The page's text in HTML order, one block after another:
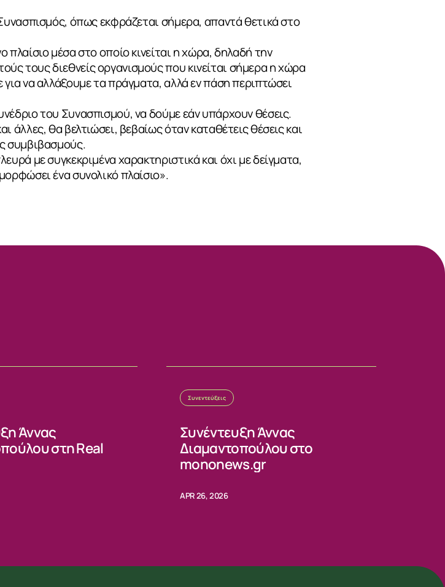
όπως εκφράζεται σήμερα, απαντά θετικά στο
πλαίσιο μέσα στο οποίο κινείται η χώρα, δηλαδή την
τους διεθνείς οργανισμούς που κινείται σήμερα η χώρα
να αλλάξουμε τα πράγματα, αλλά εν πάση περιπτώσει
του Συνασπισμού, να δούμε εάν υπάρχουν θέσεις.
άλλες, θα βελτιώσει, βεβαίως όταν καταθέτεις θέσεις και
συμβιβασμούς.
με συγκεκριμένα χαρακτηριστικά και όχι με δείγματα,
ένα συνολικό πλαίσιο».
Άννας
στη Real
Συνεντεύξεις
Συνέντευξη Άννας
Διαμαντοπούλου στο
mononews.gr
APR 26, 2026